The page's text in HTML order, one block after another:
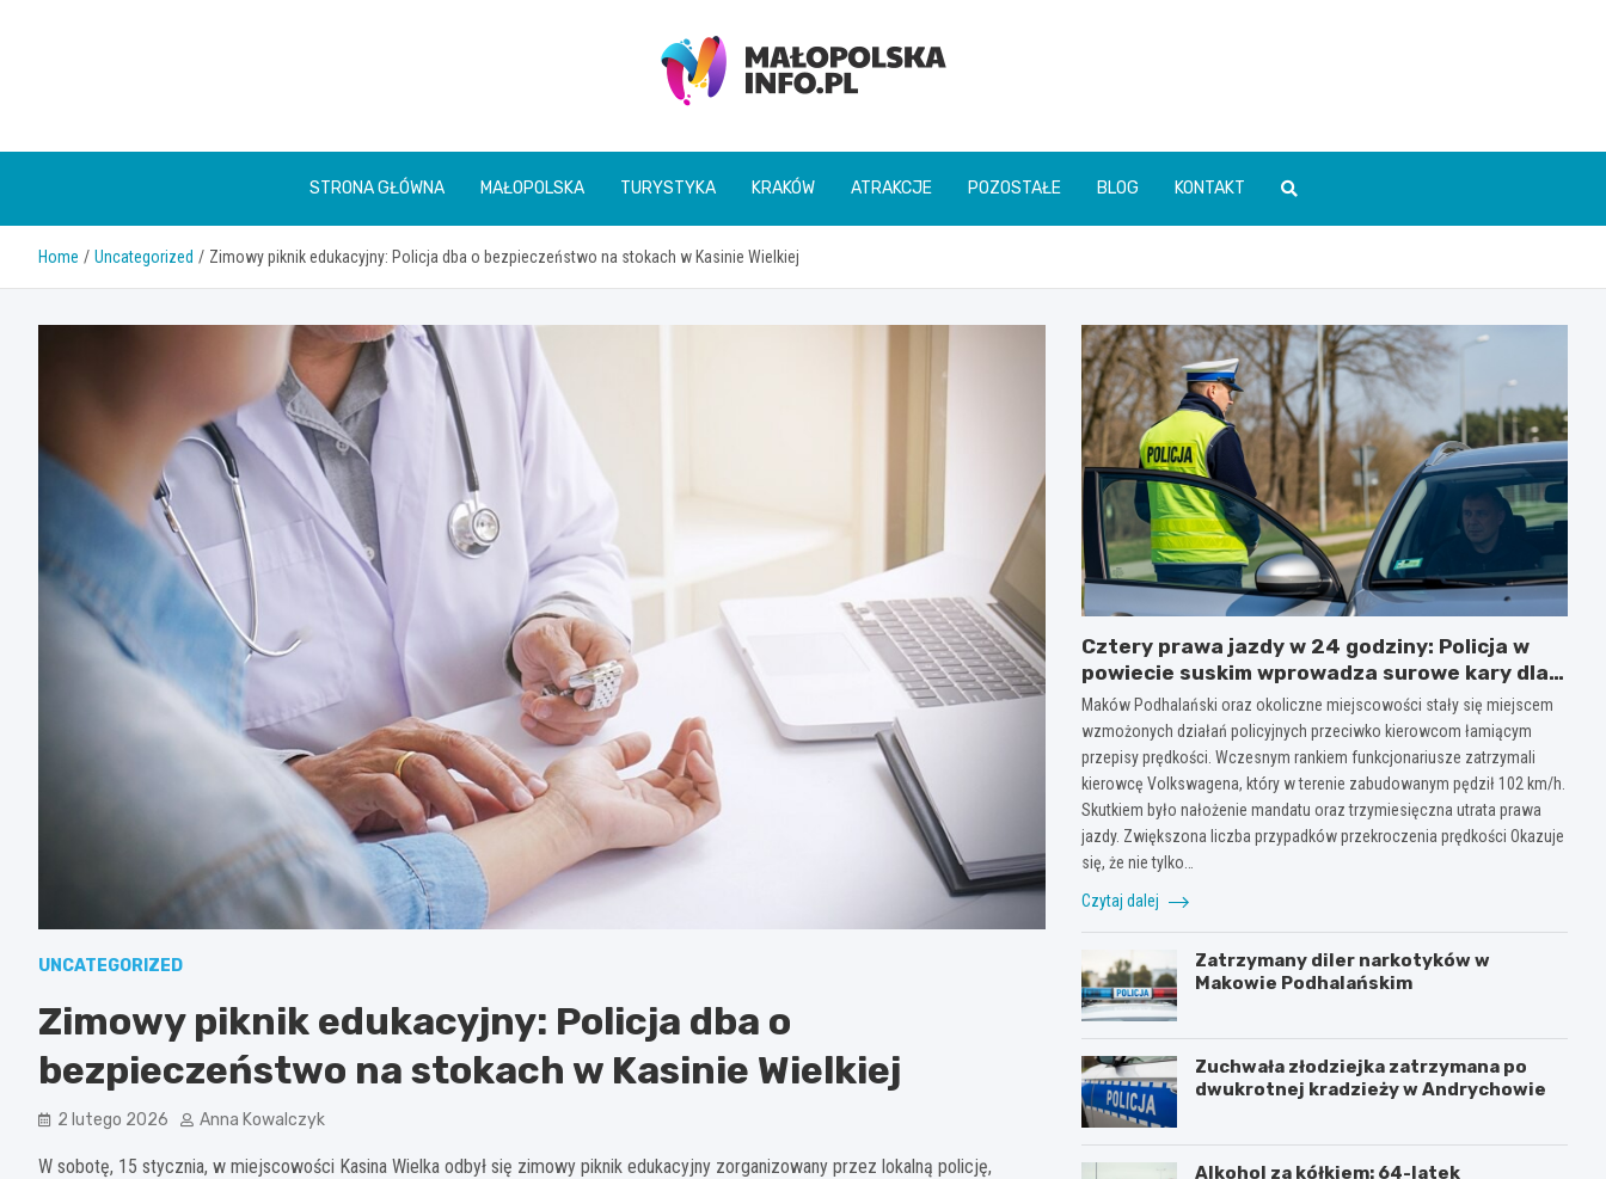
Małopolska Info
STRONA GŁÓWNA MAŁOPOLSKA TURYSTYKA KRAKÓW ATRAKCJE POZOSTAŁE BLOG KONTAKT
Home Uncategorized Zimowy piknik edukacyjny: Policja dba o bezpieczeństwo na stokach w Kasinie Wielkiej
UNCATEGORIZED
Zimowy piknik edukacyjny: Policja dba o
bezpieczeństwo na stokach w Kasinie Wielkiej
2 lutego 2026 Anna Kowalczyk
W sobotę, 15 stycznia, w miejscowości Kasina Wielka odbył się zimowy piknik edukacyjny zorganizowany przez lokalną policję,
Cztery prawa jazdy w 24 godziny: Policja w
powiecie suskim wprowadza surowe kary dla
piratów drogowych!
Maków Podhalański oraz okoliczne miejscowości stały się miejscem
wzmożonych działań policyjnych przeciwko kierowcom łamiącym
przepisy prędkości. Wczesnym rankiem funkcjonariusze zatrzymali
kierowcę Volkswagena, który w terenie zabudowanym pędził 102 km/h.
Skutkiem było nałożenie mandatu oraz trzymiesięczna utrata prawa
jazdy. Zwiększona liczba przypadków przekroczenia prędkości Okazuje
się, że nie tylko…
Czytaj dalej
Zatrzymany diler narkotyków w
Makowie Podhalańskim
Zuchwała złodziejka zatrzymana po
dwukrotnej kradzieży w Andrychowie
Alkohol za kółkiem: 64-latek